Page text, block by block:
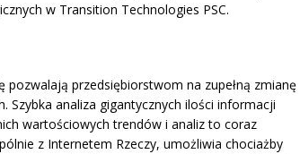
w Transition Technologies PSC.
pozwalają przedsiębiorstwom na zupełną zmianę
Szybka analiza gigantycznych ilości informacji
wartościowych trendów i analiz to coraz
z Internetem Rzeczy, umożliwia chociażby